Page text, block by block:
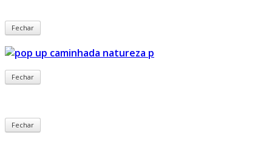
Fechar
Fechar
Fechar